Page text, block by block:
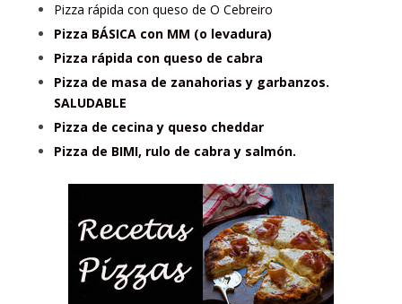
Pizza rápida con queso de O Cebreiro
Pizza BÁSICA con MM (o levadura)
Pizza rápida con queso de cabra
Pizza de masa de zanahorias y garbanzos.
SALUDABLE
Pizza de cecina y queso cheddar
Pizza de BIMI, rulo de cabra y salmón.